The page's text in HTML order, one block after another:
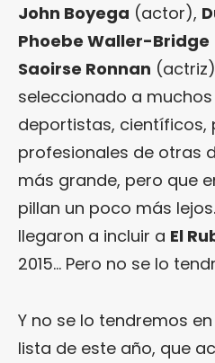
John Boyega (actor),
Phoebe Waller-Bridge
Saoirse Ronnan
seleccionado a
deportistas, científicos,
profesionales de otras
más grande, pero que
pillan un poco más
llegaron a incluir a El
2015… Pero no se lo
Y no se lo tendremos
lista de este año, que